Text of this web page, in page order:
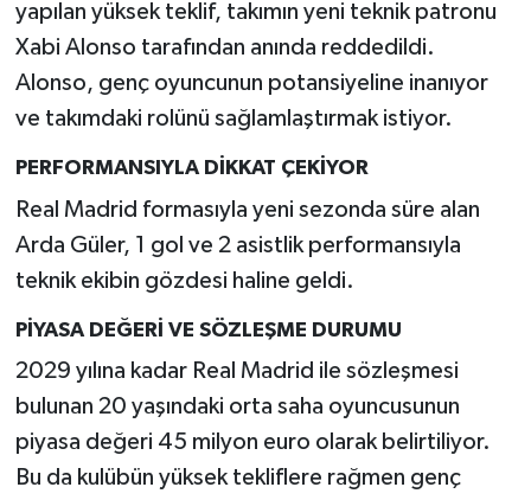
yapılan yüksek teklif, takımın yeni teknik patronu
Xabi Alonso tarafından anında reddedildi.
Alonso, genç oyuncunun potansiyeline inanıyor
ve takımdaki rolünü sağlamlaştırmak istiyor.
PERFORMANSIYLA DİKKAT ÇEKİYOR
Real Madrid formasıyla yeni sezonda süre alan
Arda Güler, 1 gol ve 2 asistlik performansıyla
teknik ekibin gözdesi haline geldi.
PİYASA DEĞERİ VE SÖZLEŞME DURUMU
2029 yılına kadar Real Madrid ile sözleşmesi
bulunan 20 yaşındaki orta saha oyuncusunun
piyasa değeri 45 milyon euro olarak belirtiliyor.
Bu da kulübün yüksek tekliflere rağmen genç
Otomobil
Politika
Rüya Tabirleri
Sağlık
Şaphane
Simav